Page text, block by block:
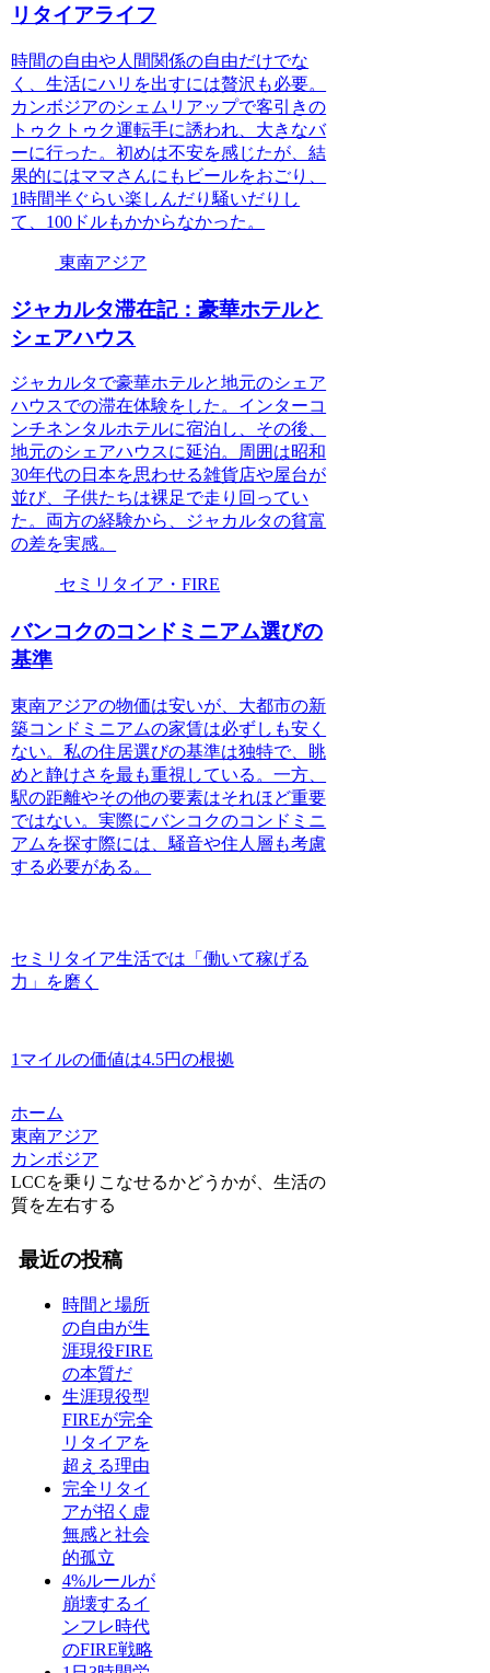
リタイアライフ
時間の自由や人間関係の自由だけでな
く、生活にハリを出すには贅沢も必要。
カンボジアのシェムリアップで客引きの
トゥクトゥク運転手に誘われ、大きなバ
ーに行った。初めは不安を感じたが、結
果的にはママさんにもビールをおごり、
1時間半ぐらい楽しんだり騒いだりし
て、100ドルもかからなかった。
東南アジア
ジャカルタ滞在記：豪華ホテルと
シェアハウス
ジャカルタで豪華ホテルと地元のシェア
ハウスでの滞在体験をした。インターコ
ンチネンタルホテルに宿泊し、その後、
地元のシェアハウスに延泊。周囲は昭和
30年代の日本を思わせる雑貨店や屋台が
並び、子供たちは裸足で走り回ってい
た。両方の経験から、ジャカルタの貧富
の差を実感。
セミリタイア・FIRE
バンコクのコンドミニアム選びの
基準
東南アジアの物価は安いが、大都市の新
築コンドミニアムの家賃は必ずしも安く
ない。私の住居選びの基準は独特で、眺
めと静けさを最も重視している。一方、
駅の距離やその他の要素はそれほど重要
ではない。実際にバンコクのコンドミニ
アムを探す際には、騒音や住人層も考慮
する必要がある。
セミリタイア生活では「働いて稼げる
力」を磨く
1マイルの価値は4.5円の根拠
ホーム
東南アジア
カンボジア
LCCを乗りこなせるかどうかが、生活の
質を左右する
最近の投稿
時間と場所
の自由が生
涯現役FIRE
の本質だ
生涯現役型
FIREが完全
リタイアを
超える理由
完全リタイ
アが招く虚
無感と社会
的孤立
4%ルールが
崩壊するイ
ンフレ時代
のFIRE戦略